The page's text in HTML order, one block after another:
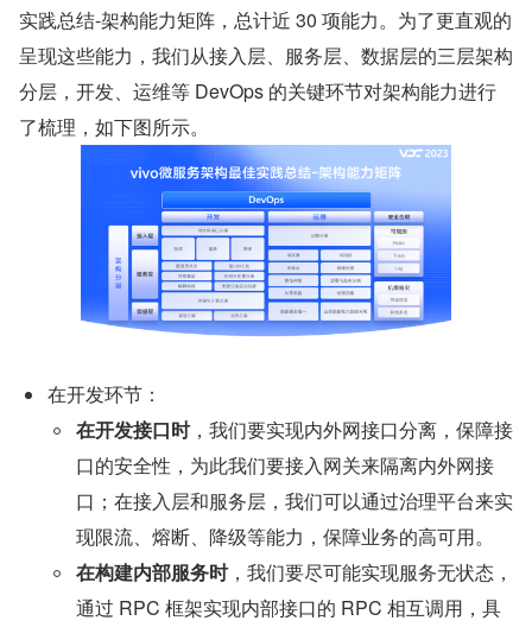
实践总结-架构能力矩阵，总计近 30 项能力。为了更直观的
呈现这些能力，我们从接入层、服务层、数据层的三层架构
分层，开发、运维等 DevOps 的关键环节对架构能力进行
了梳理，如下图所示。
在开发环节：
在开发接口时，我们要实现内外网接口分离，保障接
口的安全性，为此我们要接入网关来隔离内外网接
口；在接入层和服务层，我们可以通过治理平台来实
现限流、熔断、降级等能力，保障业务的高可用。
在构建内部服务时，我们要尽可能实现服务无状态，
通过 RPC 框架实现内部接口的 RPC 相互调用，具